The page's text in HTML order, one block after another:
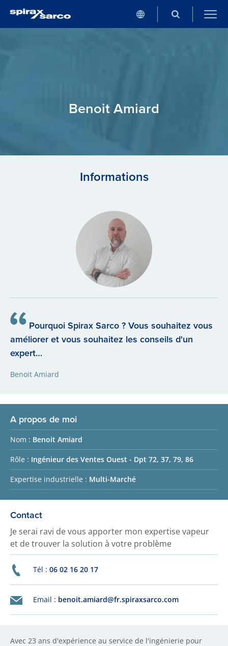
Benoit Amiard
Informations
Pourquoi Spirax Sarco ? Vous souhaitez vous
améliorer et vous souhaitez les conseils d'un
expert…
Benoit Amiard
A propos de moi
Nom : Benoit Amiard
Rôle : Ingénieur des Ventes Ouest - Dpt 72, 37, 79, 86
Expertise industrielle : Multi-Marché
Contact
Je serai ravi de vous apporter mon expertise vapeur
et de trouver la solution à votre problème
Tél : 06 02 16 20 17
Email : benoit.amiard@fr.spiraxsarco.com
Avec 23 ans d'expérience au service de l'ingénierie pour